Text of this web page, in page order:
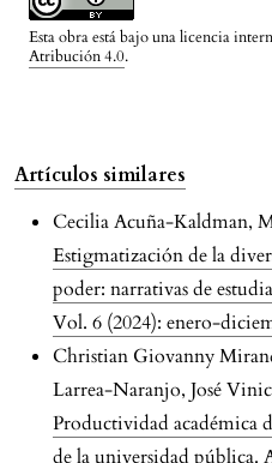
Esta obra está bajo una licencia
Atribución 4.0.
Artículos similares
Cecilia Acuña-Kaldman,
Estigmatización de la
poder: narrativas de
Vol. 6 (2024): enero-
Christian Giovanny
Larrea-Naranjo, José
Productividad académica
de la universidad pública.